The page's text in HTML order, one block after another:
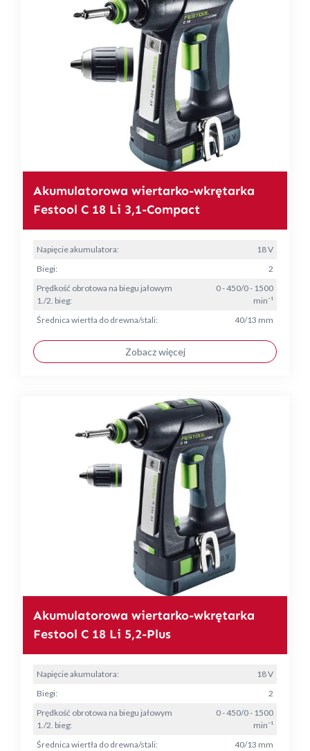
Akumulatorowa wiertarko-wkrętarka
Festool C 18 Li 3,1-Compact
Napięcie akumulatora:
18 V
Biegi:
2
Prędkość obrotowa na biegu jałowym
1./2. bieg:
0 - 450/0 - 1500
min⁻¹
Średnica wiertła do drewna/stali:
40/13 mm
Zobacz więcej
Akumulatorowa wiertarko-wkrętarka
Festool C 18 Li 5,2-Plus
Napięcie akumulatora:
18 V
Biegi:
2
Prędkość obrotowa na biegu jałowym
1./2. bieg:
0 - 450/0 - 1500
min⁻¹
Średnica wiertła do drewna/stali:
40/13 mm